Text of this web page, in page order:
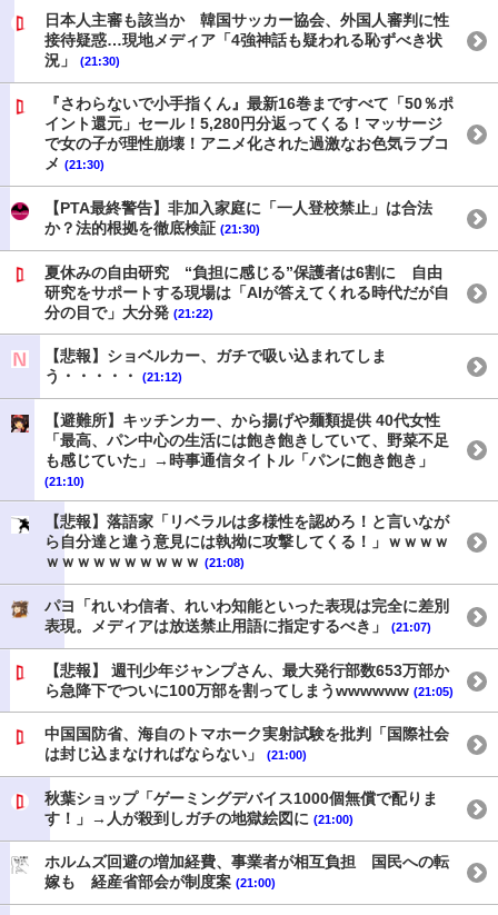
日本人主審も該当か 韓国サッカー協会、外国人審判に性
接待疑惑…現地メディア「4強神話も疑われる恥ずべき状
況」
(21:30)
『さわらないで小手指くん』最新16巻まですべて「50％ポ
イント還元」セール！5,280円分返ってくる！マッサージ
で女の子が理性崩壊！アニメ化された過激なお色気ラブコ
メ (21:30)
【PTA最終警告】非加入家庭に「一人登校禁止」は合法
か？法的根拠を徹底検証 (21:30)
夏休みの自由研究 “負担に感じる”保護者は6割に 自由
研究をサポートする現場は「AIが答えてくれる時代だが自
分の目で」大分発 (21:22)
【悲報】ショベルカー、ガチで吸い込まれてしま
う・・・・・
(21:12)
【避難所】キッチンカー、から揚げや麺類提供 40代女性
「最高、パン中心の生活には飽き飽きしていて、野菜不足
も感じていた」→時事通信タイトル「パンに飽き飽き」
(21:10)
【悲報】落語家「リベラルは多様性を認めろ！と言いなが
ら自分達と違う意見には執拗に攻撃してくる！」ｗｗｗｗ
ｗｗｗｗｗｗｗｗｗｗ (21:08)
パヨ「れいわ信者、れいわ知能といった表現は完全に差別
表現。メディアは放送禁止用語に指定するべき」
(21:07)
【悲報】 週刊少年ジャンプさん、最大発行部数653万部か
ら急降下でついに100万部を割ってしまうwwwwww (21:05)
中国国防省、海自のトマホーク実射試験を批判「国際社会
は封じ込まなければならない」
(21:00)
秋葉ショップ「ゲーミングデバイス1000個無償で配りま
す！」→人が殺到しガチの地獄絵図に (21:00)
ホルムズ回避の増加経費、事業者が相互負担 国民への転
嫁も 経産省部会が制度案 (21:00)